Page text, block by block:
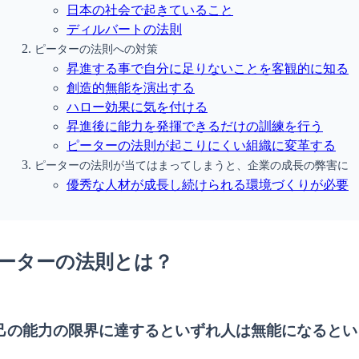
日本の社会で起きていること
ディルバートの法則
ピーターの法則への対策
昇進する事で自分に足りないことを客観的に知る
創造的無能を演出する
ハロー効果に気を付ける
昇進後に能力を発揮できるだけの訓練を行う
ピーターの法則が起こりにくい組織に変革する
ピーターの法則が当てはまってしまうと、企業の成長の弊害に
優秀な人材が成長し続けられる環境づくりが必要
ターの法則とは？
の能力の限界に達するといずれ人は無能になると